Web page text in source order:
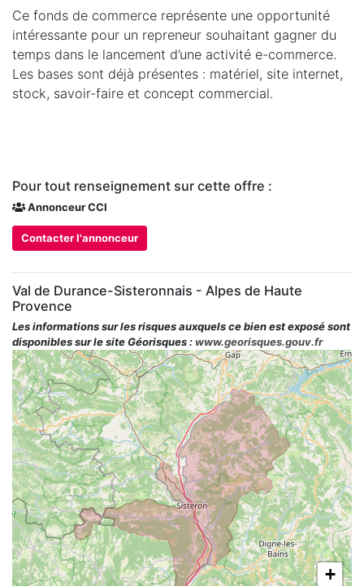
Ce fonds de commerce représente une opportunité
intéressante pour un repreneur souhaitant gagner du
temps dans le lancement d’une activité e-commerce.
Les bases sont déjà présentes : matériel, site internet,
stock, savoir-faire et concept commercial.
Pour tout renseignement sur cette offre :
Annonceur CCI
Contacter l'annonceur
Val de Durance-Sisteronnais - Alpes de Haute
Provence
Les informations sur les risques auxquels ce bien est exposé sont
disponibles sur le site Géorisques : www.georisques.gouv.fr
+